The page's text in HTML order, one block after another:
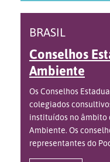
BRASIL
Conselhos
Ambiente
Os Conselhos
colegiados
instituídos no âmbito
Ambiente. Os
representantes do